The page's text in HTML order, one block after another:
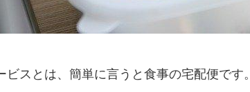
ビスとは、簡単に言うと食事の宅配便です。